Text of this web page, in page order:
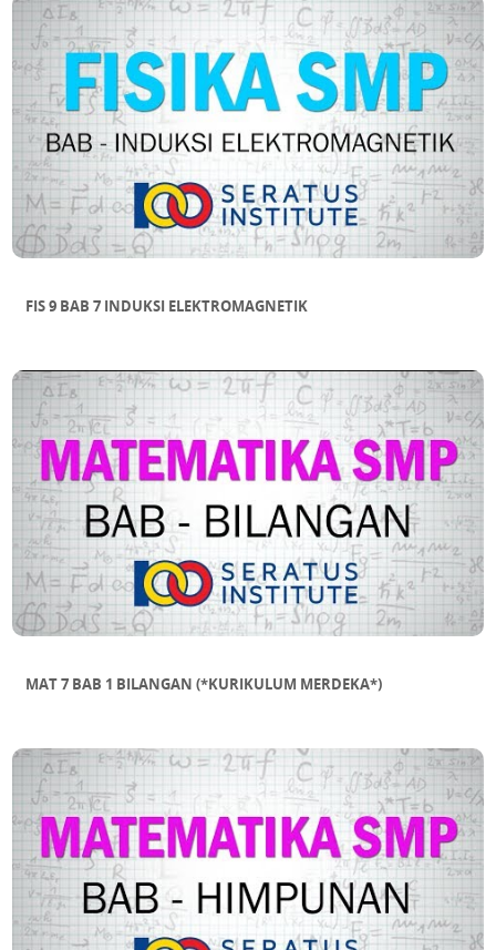
FIS 9 BAB 7 INDUKSI ELEKTROMAGNETIK
MAT 7 BAB 1 BILANGAN (*KURIKULUM MERDEKA*)